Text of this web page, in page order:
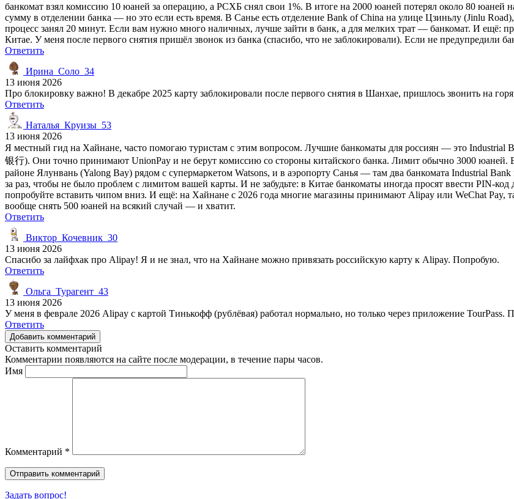
банкомат взял комиссию 10 юаней за операцию, а РСХБ снял свои 1%. В итоге на 2000 юаней потерял около 80 юаней
сумму в отделении банка — но это если есть время. В Санье есть отделение Bank of China на улице Цзиньлу (Jinlu
процесс занял 20 минут. Если вам нужно много наличных, лучше зайти в банк, а для мелких трат — банкомат. И ещё:
Китае. У меня после первого снятия пришёл звонок из банка (спасибо, что не заблокировали). Если не предупредили
Ответить
Ирина_Соло_34
13 июня 2026
Про блокировку важно! В декабре 2025 карту заблокировали после первого снятия в Шанхае, пришлось звонить на
Ответить
Наталья_Круизы_53
13 июня 2026
Я местный гид на Хайнане, часто помогаю туристам с этим вопросом. Лучшие банкоматы для россиян — это
银行). Они точно принимают UnionPay и не берут комиссию со стороны китайского банка. Лимит обычно 3000 юаней.
районе Ялунвань (Yalong Bay) рядом с супермаркетом Watsons, и в аэропорту Санья — там два банкомата Industrial
за раз, чтобы не было проблем с лимитом вашей карты. И не забудьте: в Китае банкоматы иногда просят ввести PIN-
попробуйте вставить чипом вниз. И ещё: на Хайнане с 2026 года многие магазины принимают Alipay или WeChat
вообще снять 500 юаней на всякий случай — и хватит.
Ответить
Виктор_Кочевник_30
13 июня 2026
Спасибо за лайфхак про Alipay! Я и не знал, что на Хайнане можно привязать российскую карту к Alipay. Попробую.
Ответить
Ольга_Турагент_43
13 июня 2026
У меня в феврале 2026 Alipay с картой Тинькофф (рублёвая) работал нормально, но только через приложение TourPass.
Ответить
Добавить комментарий
Оставить комментарий
Комментарии появляются на сайте после модерации, в течение пары часов.
Имя
Комментарий *
Задать вопрос!